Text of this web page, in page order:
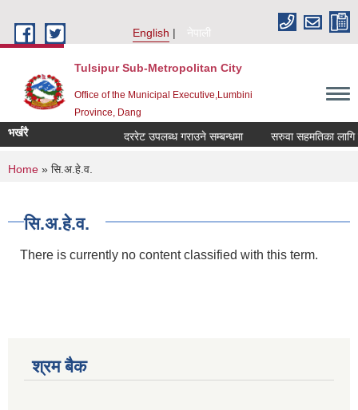
English
नेपाली
Tulsipur Sub-Metropolitan City
Office of the Municipal Executive,Lumbini
Province, Dang
भर्खरै दररेट उपलब्ध गराउने सम्बन्धमा सरुवा सहमतिका लागि
You are here
Home » सि.अ.हे.व.
सि.अ.हे.व.
There is currently no content classified with this term.
श्रम बैक